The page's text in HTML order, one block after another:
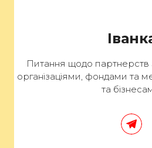
Питання щодо
організаціями, фондами та
та